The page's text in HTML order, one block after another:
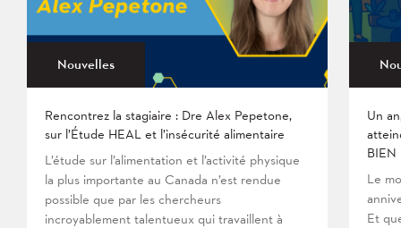
Nouvelles
Rencontrez la stagiaire : Dre Alex Pepetone,
sur l’Étude HEAL et l’insécurité alimentaire
L’étude sur l’alimentation et l’activité physique
la plus importante au Canada n’est rendue
possible que par les chercheurs
incroyablement talentueux qui travaillent à
Un
BIEN
Le
Et